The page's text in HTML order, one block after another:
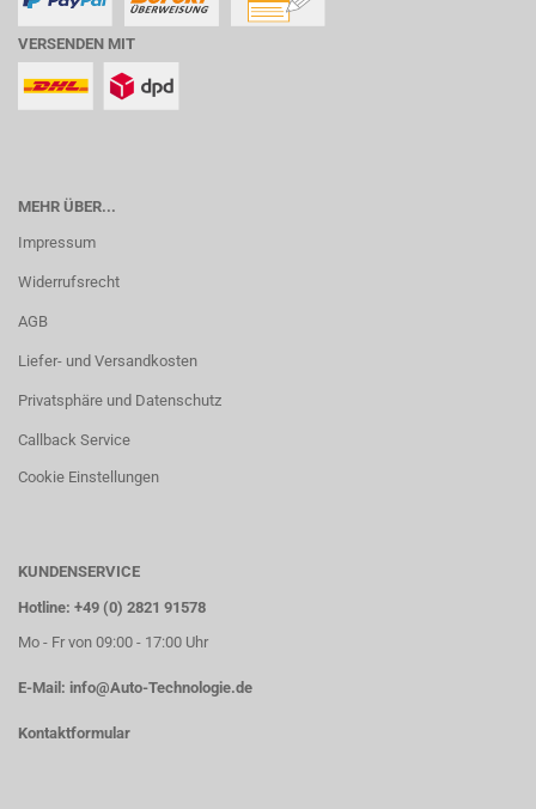
VERSENDEN MIT
MEHR ÜBER...
Impressum
Widerrufsrecht
AGB
Liefer- und Versandkosten
Privatsphäre und Datenschutz
Callback Service
Cookie Einstellungen
KUNDENSERVICE
Hotline: +49 (0) 2821 91578
Mo - Fr von 09:00 - 17:00 Uhr
E-Mail: info@Auto-Technologie.de
Kontaktformular